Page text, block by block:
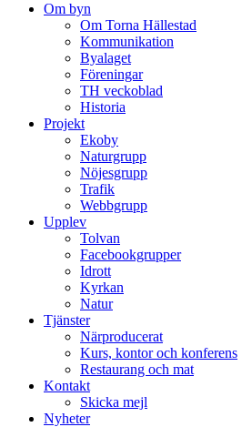
Om byn
Om Torna Hällestad
Kommunikation
Byalaget
Föreningar
TH veckoblad
Historia
Projekt
Ekoby
Naturgrupp
Nöjesgrupp
Trafik
Webbgrupp
Upplev
Tolvan
Facebookgrupper
Idrott
Kyrkan
Natur
Tjänster
Närproducerat
Kurs, kontor och konferens
Restaurang och mat
Kontakt
Skicka mejl
Nyheter